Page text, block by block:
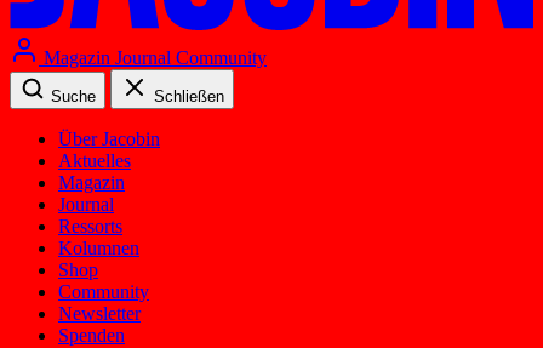
Magazin Journal Community
Suche Schließen
Über Jacobin
Aktuelles
Magazin
Journal
Ressorts
Kolumnen
Shop
Community
Newsletter
Spenden